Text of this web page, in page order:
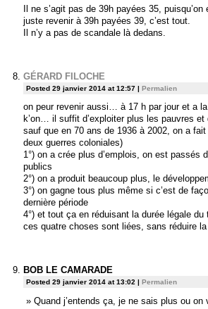
Il ne s’agit pas de 39h payées 35,
juste revenir à 39h payées 39, c’est tout.
Il n’y a pas de scandale là dedans.
GÉRARD FILOCHE
Posted 29 janvier 2014 at 12:57 | Permalien
on peur revenir aussi… à 17 h par jour et a
k’on… il suffit d’exploiter plus les pauvres
sauf que en 70 ans de 1936 à 2002, on a
deux guerres coloniales)
1°) on a crée plus d’emplois, on est
publics
2°) on a produit beaucoup plus, le
3°) on gagne tous plus même si c’est de
dernière période
4°) et tout ça en réduisant la durée légale
ces quatre choses sont liées, sans réduire
BOB LE CAMARADE
Posted 29 janvier 2014 at 13:02 | Permalien
» Quand j’entends ça, je ne sais plus ou